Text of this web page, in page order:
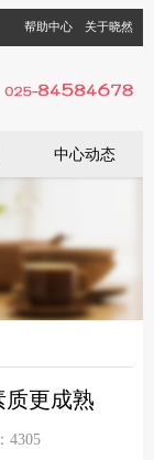
帮助中心 关于晓然
中心动态
更成熟
4305